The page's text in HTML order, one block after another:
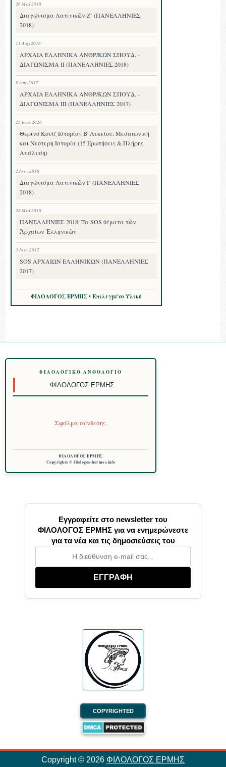
26 Μαΐ 2018
Διαγώνισμα Λατινικῶν Ζ’ (ΠΑΝΕΛΛΗΝΙΕΣ
2018)
11 Απρ 2018
ΑΡΧΑΙΑ ΕΛΛΗΝΙΚΑ ΑΝΘΡ/ΚΩΝ ΣΠΟΥΔ. -
ΔΙΑΓΩΝΙΣΜΑ II (ΠΑΝΕΛΛΗΝΙΕΣ 2018)
9 Απρ 2017
ΑΡΧΑΙΑ ΕΛΛΗΝΙΚΑ ΑΝΘΡ/ΚΩΝ ΣΠΟΥΔ. -
ΔΙΑΓΩΝΙΣΜΑ III (ΠΑΝΕΛΛΗΝΙΕΣ 2017)
25 Ιουλ 2026
Θερινό Κουίζ Ιστορίας Β' Λυκείου: Μεσαιωνική
και Νεότερη Ιστορία (15 Ερωτήσεις & Πλήρης
Ανάλυση)
2 Ιουν 2018
Διαγώνισμα Λατινικῶν Ι’ (ΠΑΝΕΛΛΗΝΙΕΣ
2018)
28 Μαΐ 2018
ΠΑΝΕΛΛΗΝΙΕΣ 2018: Τα SOS θέματα τῶν
Ἀρχαίων Ἑλληνικῶν
3 Ιουν 2017
SOS ΑΡΧΑΙΩΝ ΕΛΛΗΝΙΚΩΝ (ΠΑΝΕΛΛΗΝΙΕΣ
2017)
ΦΙΛΟΛΟΓΟΣ ΕΡΜΗΣ • Επιλεγμένο Υλικό
ΦΙΛΟΛΟΓΙΚΌ ΑΝΘΟΛΌΓΙΟ
ΦΙΛΌΛΟΓΟΣ ΕΡΜΉΣ
Σφάλμα σύνδεσης.
ΦΙΛΟΛΟΓΟΣ ΕΡΜΗΣ
Copyrights © filologos-hermes.info
Εγγραφείτε στο newsletter του
ΦΙΛΟΛΟΓΟΣ ΕΡΜΗΣ για να ενημερώνεστε
για τα νέα και τις δημοσιεύσεις του
ΕΓΓΡΑΦΗ
COPYRIGHTED
Copyright © 2026 ΦΙΛΟΛΟΓΟΣ ΕΡΜΗΣ